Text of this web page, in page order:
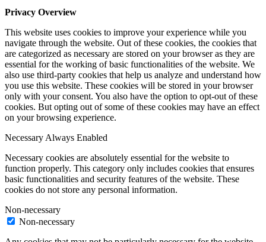
Privacy Overview
This website uses cookies to improve your experience while you
navigate through the website. Out of these cookies, the cookies that
are categorized as necessary are stored on your browser as they are
essential for the working of basic functionalities of the website. We
also use third-party cookies that help us analyze and understand how
you use this website. These cookies will be stored in your browser
only with your consent. You also have the option to opt-out of these
cookies. But opting out of some of these cookies may have an effect
on your browsing experience.
Necessary Always Enabled
Necessary cookies are absolutely essential for the website to
function properly. This category only includes cookies that ensures
basic functionalities and security features of the website. These
cookies do not store any personal information.
Non-necessary
Non-necessary